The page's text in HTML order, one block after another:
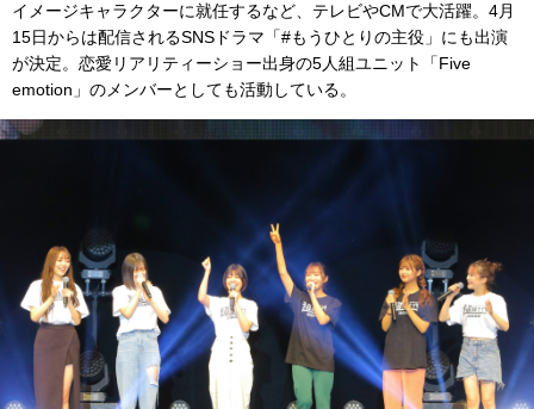
イメージキャラクターに就任するなど、テレビやCMで大活躍。4月
15日からは配信されるSNSドラマ「#もうひとりの主役」にも出演
が決定。恋愛リアリティーショー出身の5人組ユニット「Five
emotion」のメンバーとしても活動している。